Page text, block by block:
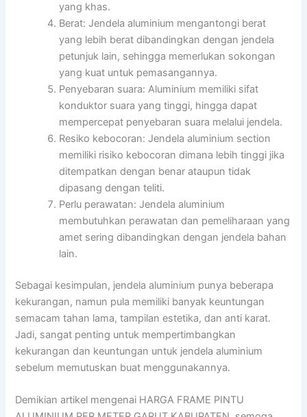
yang khas.
Berat: Jendela aluminium mengantongi berat
yang lebih berat dibandingkan dengan jendela
petunjuk lain, sehingga memerlukan sokongan
yang kuat untuk pemasangannya.
Penyebaran suara: Aluminium memiliki sifat
konduktor suara yang tinggi, hingga dapat
mempercepat penyebaran suara melalui jendela.
Resiko kebocoran: Jendela aluminium section
memiliki risiko kebocoran dimana lebih tinggi jika
ditempatkan dengan benar ataupun tidak
dipasang dengan teliti.
Perlu perawatan: Jendela aluminium
membutuhkan perawatan dan pemeliharaan yang
amet sering dibandingkan dengan jendela bahan
lain.
Sebagai kesimpulan, jendela aluminium punya beberapa
kekurangan, namun pula memiliki banyak keuntungan
semacam tahan lama, tampilan estetika, dan anti karat.
Jadi, sangat penting untuk mempertimbangkan
kekurangan dan keuntungan untuk jendela aluminium
sebelum memutuskan buat menggunakannya.
Demikian artikel mengenai HARGA FRAME PINTU